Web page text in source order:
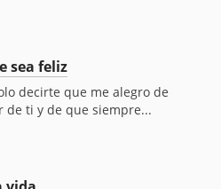
sea feliz
decirte que me alegro de
ti y de que siempre...